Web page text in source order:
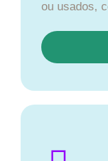
ou usados,